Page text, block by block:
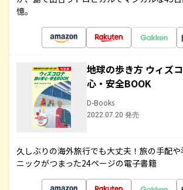
憶。
地球の歩き方 ウィズ
心・安全BOOK
D-Books
2022.07.20 発売
久しぶりの海外旅行でも大丈夫！旅の手配
ニックがつまった24ページの電子書籍